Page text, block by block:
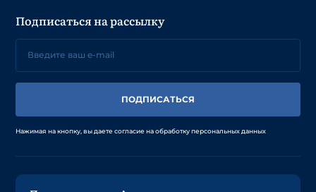
Подписаться на рассылку
ПОДПИСАТЬСЯ
Нажимая на кнопку, вы даете согласие на обработку персональных данных